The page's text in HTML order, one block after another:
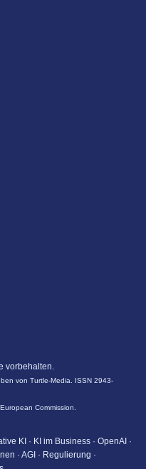
vorbehalten.
von Turtle-Media. ISSN 2943-
Commission.
KI · KI im Business · OpenAI ·
· AGI · Regulierung ·